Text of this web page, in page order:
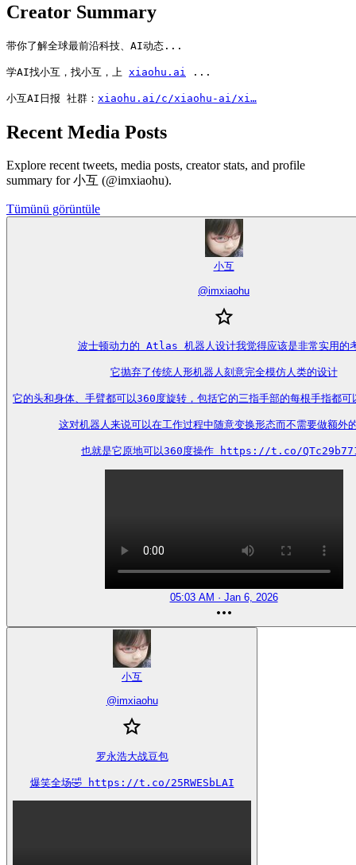
Creator Summary
带你了解全球最前沿科技、AI动态...
学AI找小互，找小互，上 xiaohu.ai ...
小互AI日报 社群： xiaohu.ai/c/xiaohu-ai/xi…
Recent Media Posts
Explore recent tweets, media posts, creator stats, and profile
summary for 小互 (@imxiaohu).
Tümünü görüntüle
小互
@imxiaohu
波士顿动力的 Atlas 机器人设计我觉得应该是非常实用的
它抛弃了传统人形机器人刻意完全模仿人类的设计
它的头和身体、手臂都可以360度旋转，包括它的三指手部的每根手指都可
这对机器人来说可以在工作过程中随意变换形态而不需要做额外
也就是它原地可以360度操作 https://t.co/
05:03 AM · Jan 6, 2026
小互
@imxiaohu
罗永浩大战豆包
爆笑全场🤣 https://t.co/25RWESbLAI